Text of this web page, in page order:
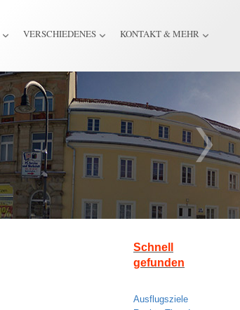
VERSCHIEDENES KONTAKT & MEHR
Schnell
gefunden
Ausflugsziele